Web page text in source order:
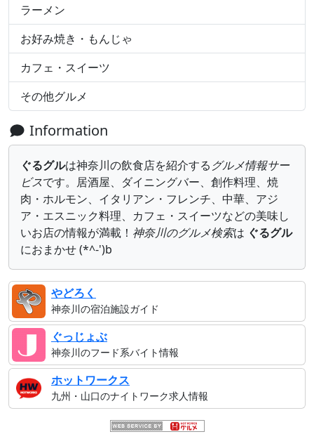
ラーメン
お好み焼き・もんじゃ
カフェ・スイーツ
その他グルメ
Information
ぐるグルは神奈川の飲食店を紹介する グルメ情報サー
ビスです。居酒屋、ダイニングバー、創作料理、焼
肉・ホルモン、イタリアン・フレンチ、中華、アジ
ア・エスニック料理、カフェ・スイーツなどの美味し
いお店の情報が満載！ 神奈川のグルメ検索は ぐるグル
におまかせ (*^-')b
やどろく
神奈川の宿泊施設ガイド
ぐっじょぶ
神奈川のフード系バイト情報
ホットワークス
九州・山口のナイトワーク求人情報